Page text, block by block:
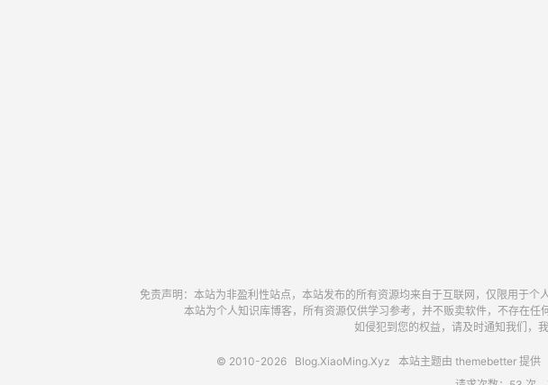
免责声明：本站为非盈利性站点，本站发布的所有资源均来自于互联网，仅限用于
本站为个人知识库博客，所有资源仅供学习参考，并不贩卖软件，不存在
如侵犯到您的权益，请及时通知我们，
© 2010-2026 Blog.XiaoMing.Xyz 本站主题由 themebetter 提供